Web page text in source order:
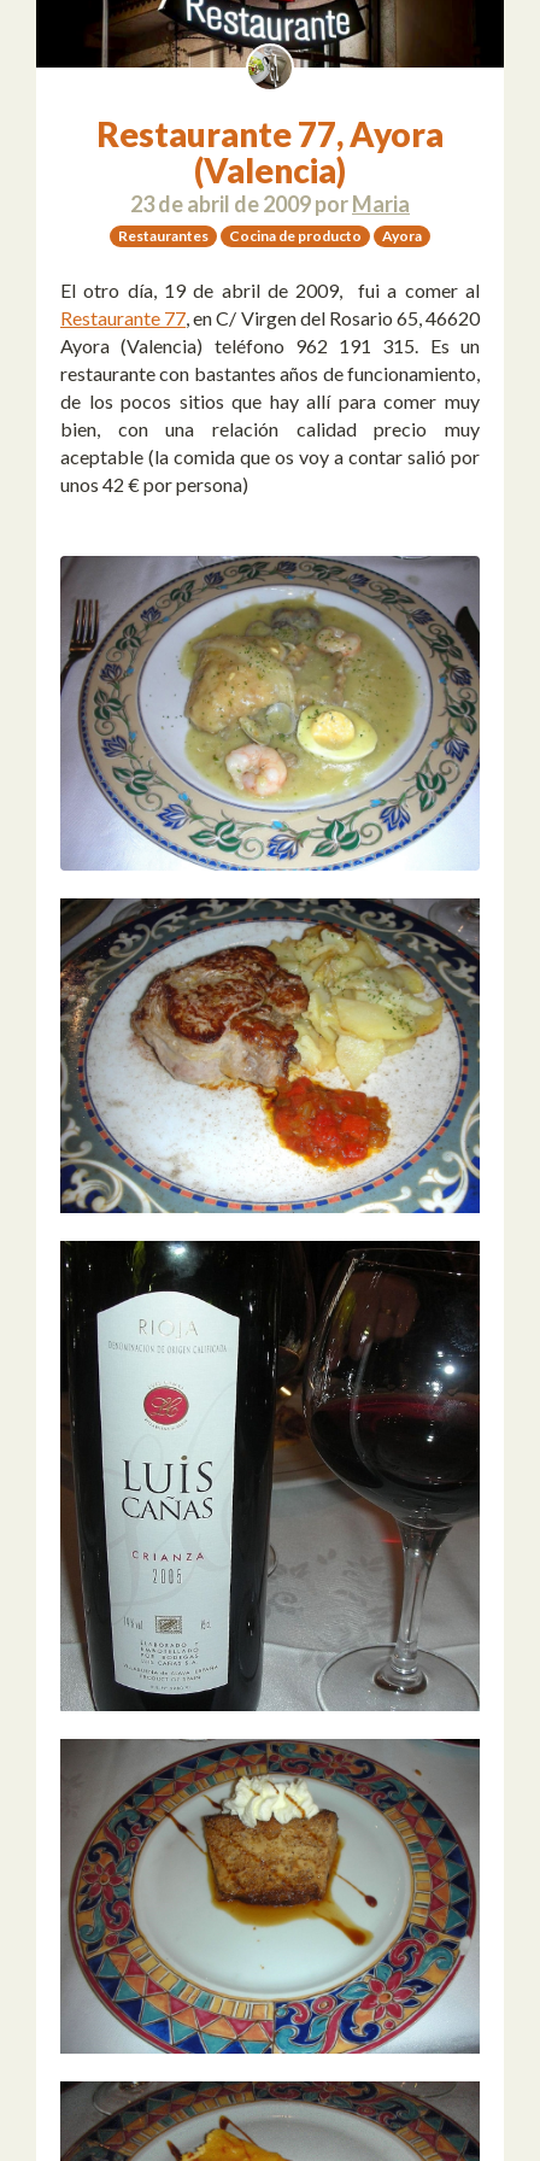
Restaurante 77, Ayora
(Valencia)
23 de abril de 2009porMaria
Restaurantes Cocina de producto Ayora
El otro día, 19 de abril de 2009, fui a comer al
Restaurante 77, en C/ Virgen del Rosario 65, 46620
Ayora (Valencia) teléfono 962 191 315. Es un
restaurante con bastantes años de funcionamiento,
de los pocos sitios que hay allí para comer muy
bien, con una relación calidad precio muy
aceptable (la comida que os voy a contar salió por
unos 42 € por persona)